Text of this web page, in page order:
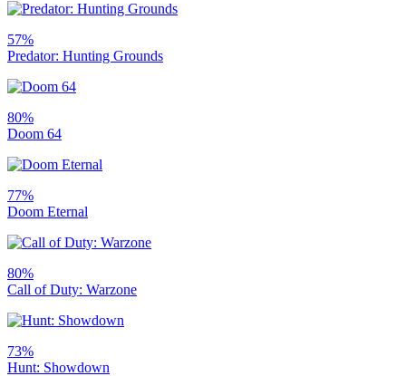
57%
Predator: Hunting Grounds
80%
Doom 64
77%
Doom Eternal
80%
Call of Duty: Warzone
73%
Hunt: Showdown